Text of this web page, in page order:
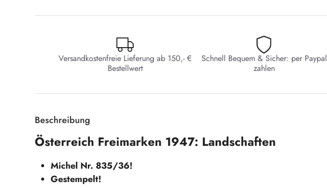
Versandkostenfreie Lieferung ab 150,- €
Bestellwert
Schnell Bequem & Sicher: per Paypal
zahlen
Beschreibung
Österreich Freimarken 1947: Landschaften
Michel Nr. 835/36!
Gestempelt!